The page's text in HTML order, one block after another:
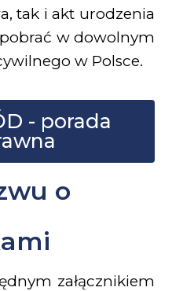
tak i akt urodzenia
w dowolnym
w Polsce.
- porada
o
załącznikiem